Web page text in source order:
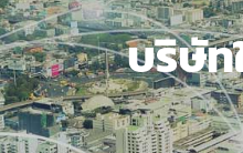
บริษัท